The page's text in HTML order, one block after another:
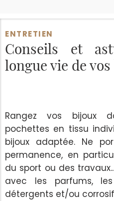
ENTRETIEN
Conseils et
longue vie de
Rangez vos bijoux
pochettes en tissu
bijoux adaptée. Ne
permanence, en
du sport ou des
avec les parfums,
détergents et/ou